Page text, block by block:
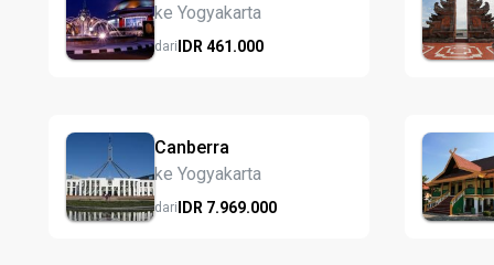
ke Yogyakarta
dariIDR 461.000
Canberra
ke Yogyakarta
dariIDR 7.969.000